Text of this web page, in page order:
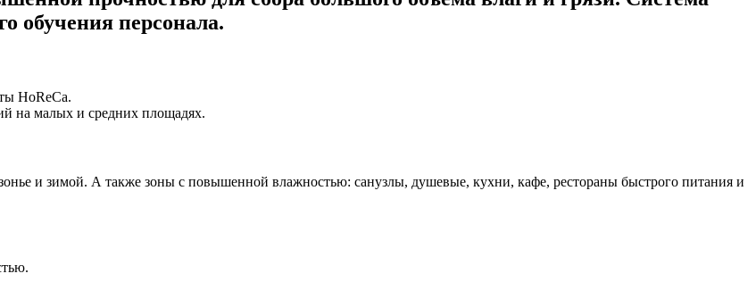
обучения персонала.
HoReCa.
на малых и средних площадях.
и зимой. А также зоны с повышенной влажностью: санузлы, душевые, кухни, кафе, рестораны быстрого питания и